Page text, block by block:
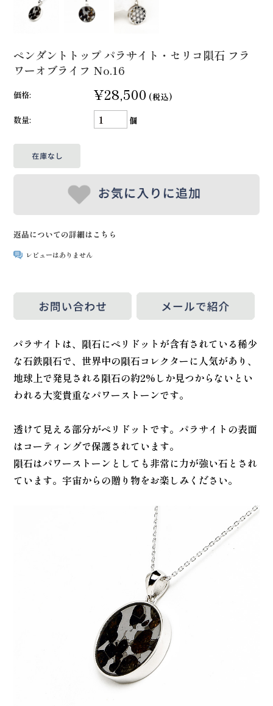
ペンダントトップ パラサイト・セリコ隕石 フラ
ワーオブライフ No.16
価格: ¥28,500 (税込)
数量:
個
返品についての詳細はこちら
レビューはありません
パラサイトは、隕石にペリドットが含有されている稀少
な石鉄隕石で、世界中の隕石コレクターに人気があり、
地球上で発見される隕石の約2%しか見つからないとい
われる大変貴重なパワーストーンです。
透けて見える部分がペリドットです。パラサイトの表面
はコーティングで保護されています。
隕石はパワーストーンとしても非常に力が強い石とされ
ています。宇宙からの贈り物をお楽しみください。